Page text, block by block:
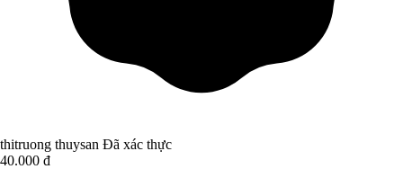
thitruong thuysan Đã xác thực
40.000 đ